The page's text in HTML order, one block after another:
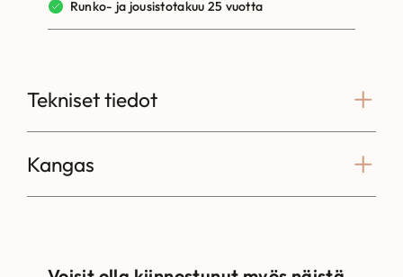
Runko- ja jousistotakuu 25 vuotta
Tekniset tiedot
Kangas